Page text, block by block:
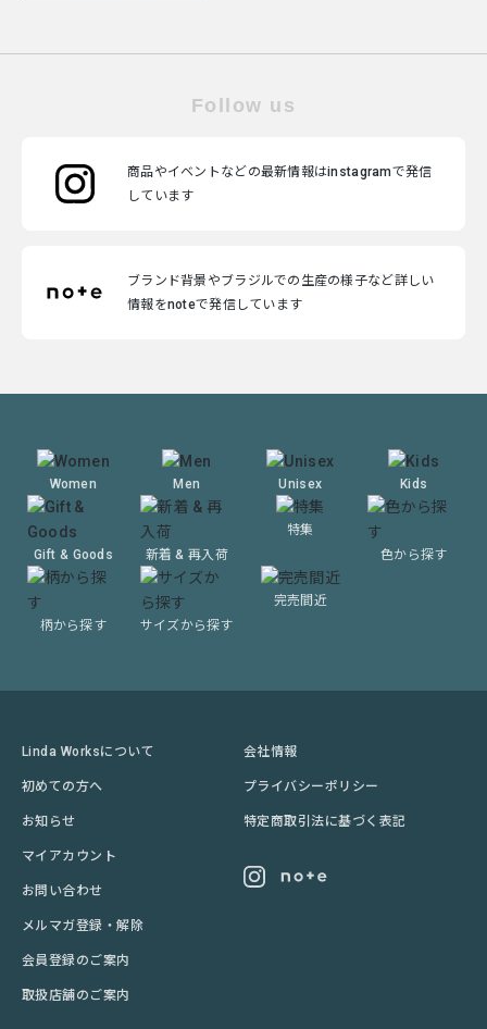
Follow us
商品やイベントなどの最新情報はinstagramで発信
しています
ブランド背景やブラジルでの生産の様子など詳しい
情報をnoteで発信しています
Women Men Unisex Kids
Gift & Goods 新着 & 再入荷
特集
色から探す
柄から探す サイズから探す
完売間近
Linda Worksについて
初めての方へ
お知らせ
マイアカウント
お問い合わせ
メルマガ登録・解除
会員登録のご案内
取扱店舗のご案内
会社情報
プライバシーポリシー
特定商取引法に基づく表記